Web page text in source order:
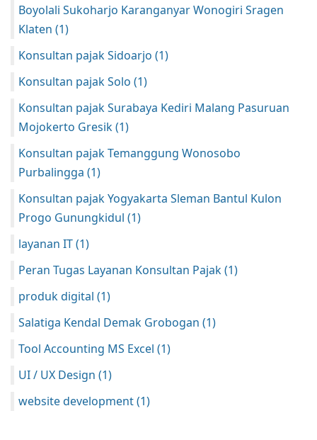
Boyolali Sukoharjo Karanganyar Wonogiri Sragen
Klaten (1)
Konsultan pajak Sidoarjo (1)
Konsultan pajak Solo (1)
Konsultan pajak Surabaya Kediri Malang Pasuruan
Mojokerto Gresik(1)
Konsultan pajak Temanggung Wonosobo
Purbalingga (1)
Konsultan pajak Yogyakarta Sleman Bantul Kulon
Progo Gunungkidul (1)
layanan IT(1)
Peran Tugas Layanan Konsultan Pajak(1)
produk digital (1)
Salatiga Kendal Demak Grobogan (1)
Tool Accounting MS Excel (1)
UI / UX Design (1)
website development(1)